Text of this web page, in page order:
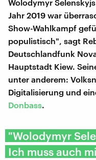
Wolodymyr
Jahr 2019 war
Show-Wahlkampf
populistisch", sagt
Deutschlandfunk
Hauptstadt Kiew.
unter anderem:
Digitalisierung und
Donbass.
"Wolodymyr
Ich muss auch